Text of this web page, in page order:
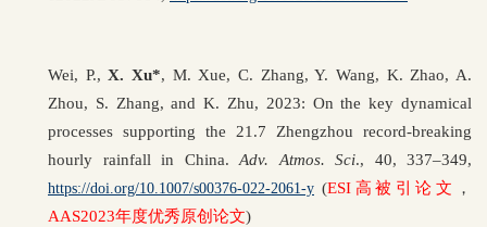
Wei, P.,X. Xu*, M. Xue, C. Zhang, Y. Wang, K. Zhao, A.
Zhou, S. Zhang, and K. Zhu, 2023: On the key dynamical
processes supporting the 21.7 Zhengzhou record-breaking
hourly rainfall in China.Adv. Atmos. Sci., 40, 337–349,
https://doi.org/10.1007/s00376-022-2061-y (ESI高被引论文
，
AAS2023年度优秀原创论文)